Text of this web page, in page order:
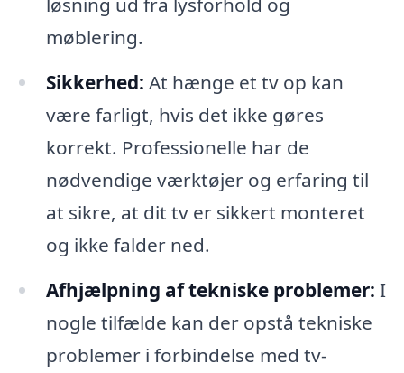
møblering.
Sikkerhed: At hænge et tv op kan
være farligt, hvis det ikke gøres
korrekt. Professionelle har de
nødvendige værktøjer og erfaring til
at sikre, at dit tv er sikkert monteret
og ikke falder ned.
Afhjælpning af tekniske problemer: I
nogle tilfælde kan der opstå tekniske
problemer i forbindelse med tv-